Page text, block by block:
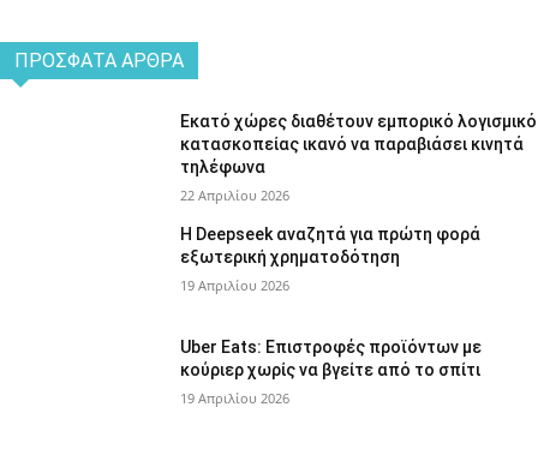
ΠΡΌΣΦΑΤΑ ΆΡΘΡΑ
Εκατό χώρες διαθέτουν εμπορικό λογισμικό
κατασκοπείας ικανό να παραβιάσει κινητά
τηλέφωνα
22 Απριλίου 2026
Η Deepseek αναζητά για πρώτη φορά
εξωτερική χρηματοδότηση
19 Απριλίου 2026
Uber Eats: Επιστροφές προϊόντων με
κούριερ χωρίς να βγείτε από το σπίτι
19 Απριλίου 2026